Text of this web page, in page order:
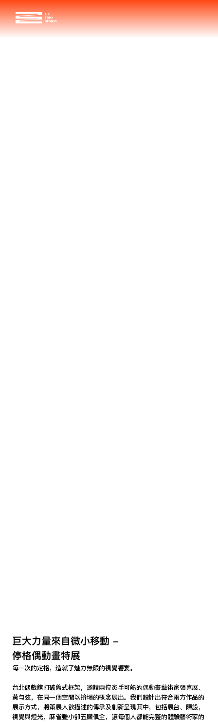
巨大力量來自微小移動 -
停格偶動畫特展
每一次的定格，造就了魅力無限的視覺饗宴。
台北偶戲館打破舊式框架，邀請兩位炙手可熱的偶動畫藝術家張喜展、
黃勻弦，在同一個空間以拚場的概念展出。我們設計出符合兩方作品的
展示方式，將策展人欲描述的傳承及創新呈現其中，包括展台、陳設，
視覺與燈光，麻雀雖小卻五臟俱全，讓每個人都能完整的體驗藝術家的